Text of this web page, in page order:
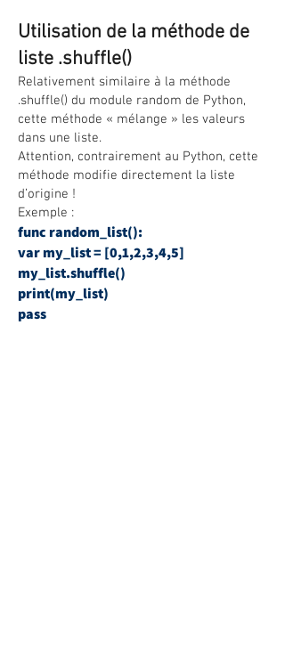
Utilisation de la méthode de
liste .shuffle()
Relativement similaire à la méthode
.shuffle() du module random de Python,
cette méthode « mélange » les valeurs
dans une liste.
Attention, contrairement au Python, cette
méthode modifie directement la liste
d’origine !
Exemple :
func random_list():
var my_list = [0,1,2,3,4,5]
my_list.shuffle()
print(my_list)
pass